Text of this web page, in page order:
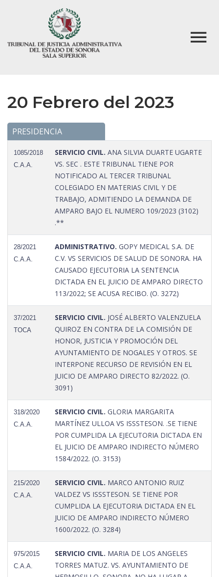
20 Febrero del 2023
PRESIDENCIA
1085/2018
C.A.A.
SERVICIO CIVIL. ANA SILVIA DUARTE UGARTE
VS. SEC . ESTE TRIBUNAL TIENE POR
NOTIFICADO AL TERCER TRIBUNAL
COLEGIADO EN MATERIAS CIVIL Y DE
TRABAJO, ADMITIENDO LA DEMANDA DE
AMPARO BAJO EL NUMERO 109/2023 (3102)
.**
28/2021
C.A.A.
ADMINISTRATIVO. GOPY MEDICAL S.A. DE
C.V. VS SERVICIOS DE SALUD DE SONORA. HA
CAUSADO EJECUTORIA LA SENTENCIA
DICTADA EN EL JUICIO DE AMPARO DIRECTO
113/2022; SE ACUSA RECIBO. (O. 3272)
37/2021
TOCA
SERVICIO CIVIL. JOSÉ ALBERTO VALENZUELA
QUIROZ EN CONTRA DE LA COMISIÓN DE
HONOR, JUSTICIA Y PROMOCIÓN DEL
AYUNTAMIENTO DE NOGALES Y OTROS. SE
INTERPONE RECURSO DE REVISIÓN EN EL
JUICIO DE AMPARO DIRECTO 82/2022. (O.
3091)
318/2020
C.A.A.
SERVICIO CIVIL. GLORIA MARGARITA
MARTÍNEZ ULLOA VS ISSSTESON. .SE TIENE
POR CUMPLIDA LA EJECUTORIA DICTADA EN
EL JUICIO DE AMPARO INDIRECTO NÚMERO
1584/2022. (O. 3153)
215/2020
C.A.A.
SERVICIO CIVIL. MARCO ANTONIO RUIZ
VALDEZ VS ISSSTESON. SE TIENE POR
CUMPLIDA LA EJECUTORIA DICTADA EN EL
JUICIO DE AMPARO INDIRECTO NÚMERO
1600/2022. (O. 3284)
975/2015
C.A.A.
SERVICIO CIVIL. MARIA DE LOS ANGELES
TORRES MATUZ. VS. AYUNTAMIENTO DE